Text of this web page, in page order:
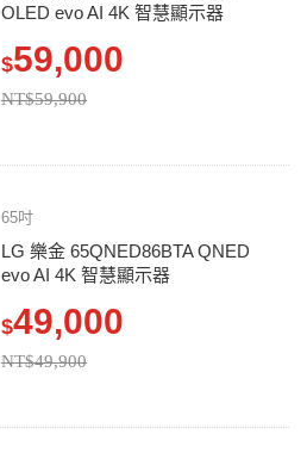
OLED evo AI 4K 智慧顯示器
$59,000
NT$59,900
65吋
LG 樂金 65QNED86BTA QNED
evo AI 4K 智慧顯示器
$49,000
NT$49,900